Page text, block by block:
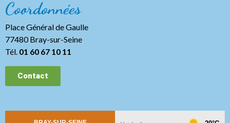
Coordonnées
Place Général de Gaulle
77480 Bray-sur-Seine
Tél. 01 60 67 10 11
Contact